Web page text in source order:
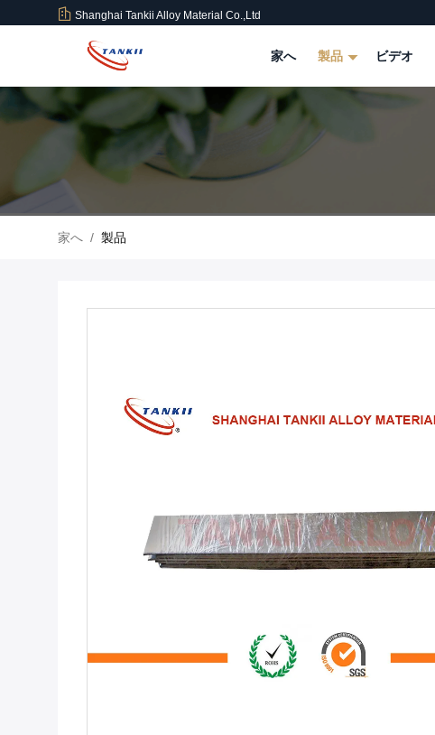
Shanghai Tankii Alloy Material Co.,Ltd
家へ 製品 ビデオ
家へ / 製品